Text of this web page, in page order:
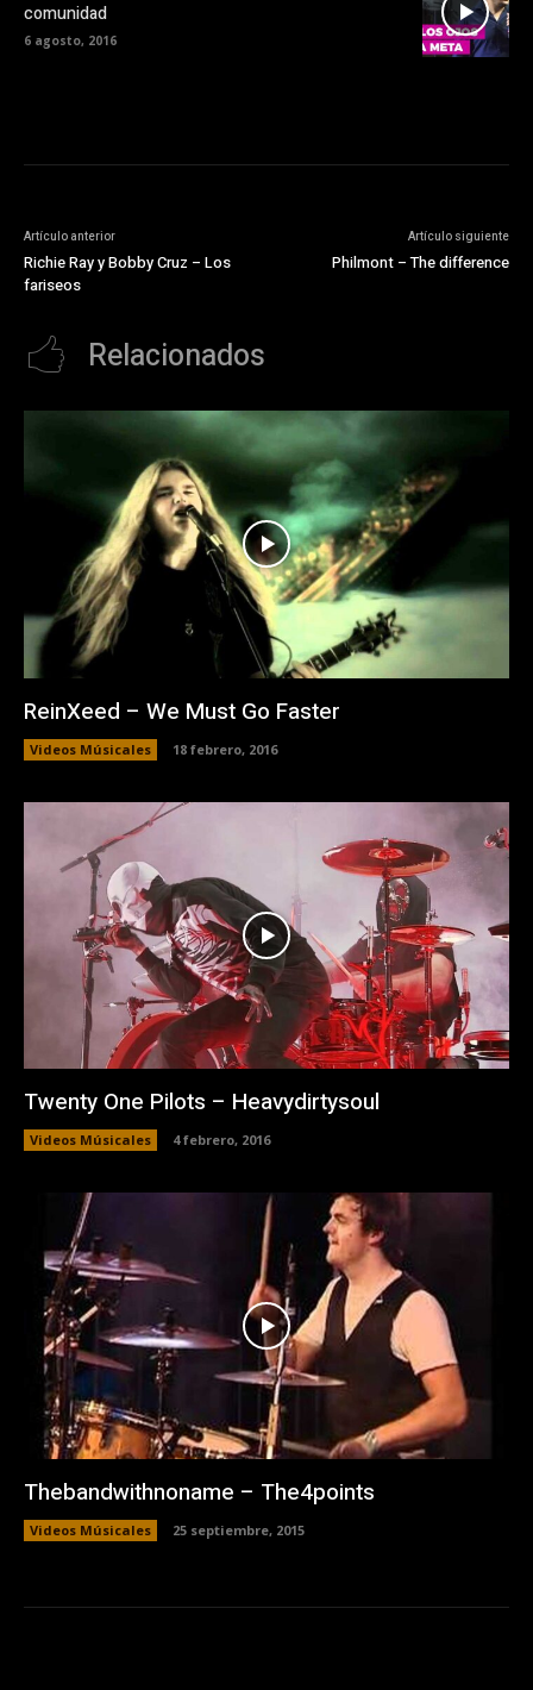
comunidad
6 agosto, 2016
Artículo anterior
Richie Ray y Bobby Cruz – Los
fariseos
Artículo siguiente
Philmont – The difference
Relacionados
ReinXeed – We Must Go Faster
Videos Músicales 18 febrero, 2016
Twenty One Pilots – Heavydirtysoul
Videos Músicales 4 febrero, 2016
Thebandwithnoname – The4points
Videos Músicales 25 septiembre, 2015